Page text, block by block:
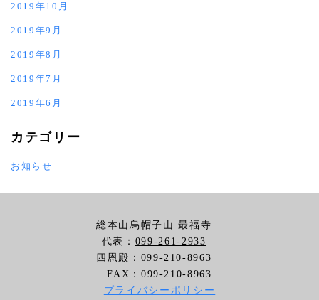
2019年10月
2019年9月
2019年8月
2019年7月
2019年6月
カテゴリー
お知らせ
総本山烏帽子山 最福寺
代表： 099-261-2933
四恩殿： 099-210-8963
FAX：099-210-8963
プライバシーポリシー